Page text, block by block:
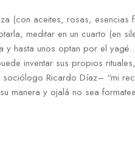
(con aceites, rosas, esencias
meditar en un cuarto (en
y hasta unos optan por el
inventar sus propios
Ricardo Díaz– “mi
manera y ojalá no sea